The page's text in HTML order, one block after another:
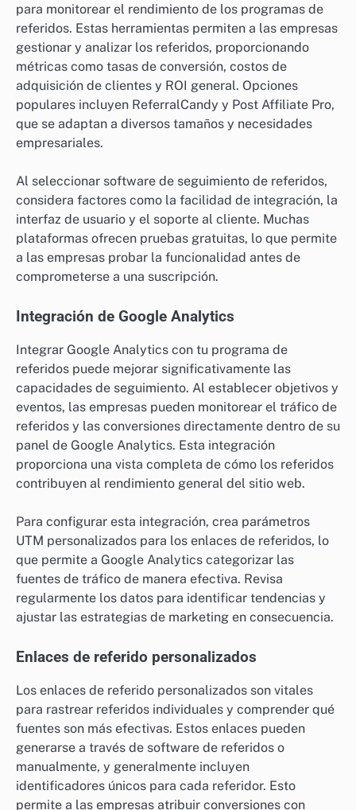
para monitorear el rendimiento de los programas de
referidos. Estas herramientas permiten a las empresas
gestionar y analizar los referidos, proporcionando
métricas como tasas de conversión, costos de
adquisición de clientes y ROI general. Opciones
populares incluyen ReferralCandy y Post Affiliate Pro,
que se adaptan a diversos tamaños y necesidades
empresariales.
Al seleccionar software de seguimiento de referidos,
considera factores como la facilidad de integración, la
interfaz de usuario y el soporte al cliente. Muchas
plataformas ofrecen pruebas gratuitas, lo que permite
a las empresas probar la funcionalidad antes de
comprometerse a una suscripción.
Integración de Google Analytics
Integrar Google Analytics con tu programa de
referidos puede mejorar significativamente las
capacidades de seguimiento. Al establecer objetivos y
eventos, las empresas pueden monitorear el tráfico de
referidos y las conversiones directamente dentro de su
panel de Google Analytics. Esta integración
proporciona una vista completa de cómo los referidos
contribuyen al rendimiento general del sitio web.
Para configurar esta integración, crea parámetros
UTM personalizados para los enlaces de referidos, lo
que permite a Google Analytics categorizar las
fuentes de tráfico de manera efectiva. Revisa
regularmente los datos para identificar tendencias y
ajustar las estrategias de marketing en consecuencia.
Enlaces de referido personalizados
Los enlaces de referido personalizados son vitales
para rastrear referidos individuales y comprender qué
fuentes son más efectivas. Estos enlaces pueden
generarse a través de software de referidos o
manualmente, y generalmente incluyen
identificadores únicos para cada referidor. Esto
permite a las empresas atribuir conversiones con